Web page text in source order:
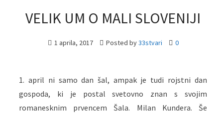
VELIK UM O MALI SLOVENIJI
1 aprila, 2017 Posted by33stvari 0
1. april ni samo dan šal, ampak je tudi rojstni dan
gospoda, ki je postal svetovno znan s svojim
romanesknim prvencem Šala. Milan Kundera. Še